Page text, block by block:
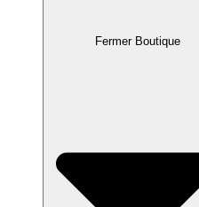
Fermer Boutique